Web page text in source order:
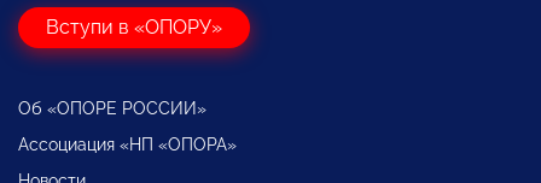
Вступи в «ОПОРУ»
Об «ОПОРЕ РОССИИ»
Ассоциация «НП «ОПОРА»